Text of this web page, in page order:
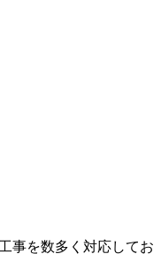
事を数多く対応してお